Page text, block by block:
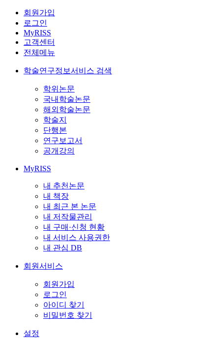
회원가입
로그인
MyRISS
고객센터
전체메뉴
학술연구정보서비스 검색
학위논문
국내학술논문
해외학술논문
학술지
단행본
연구보고서
공개강의
MyRISS
내 추천논문
내 책장
내 최근 본 논문
내 저작물관리
내 구매·신청 현황
내 서비스 사용권한
내 관심 DB
회원서비스
회원가입
로그인
아이디 찾기
비밀번호 찾기
설정